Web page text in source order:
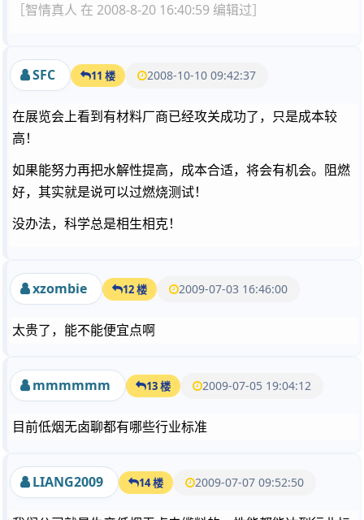
［智情真人 在 2008-8-20 16:40:59 编辑过］
SFC 11 楼 2008-10-10 09:42:37
在展览会上看到有材料厂商已经攻关成功了，只是成本较
高！
如果能努力再把水解性提高，成本合适，将会有机会。阻燃
好，其实就是说可以过燃烧测试！
没办法，科学总是相生相克！
xzombie 12 楼 2009-07-03 16:46:00
太贵了，能不能便宜点啊
mmmmmm 13 楼 2009-07-05 19:04:12
目前低烟无卤聊都有哪些行业标准
LIANG2009 14 楼 2009-07-07 09:52:50